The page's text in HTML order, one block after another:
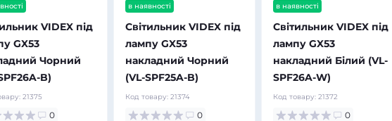
VIDEX під
GX53
Чорний
B)
21375
0
в наявності
Світильник VIDEX під
лампу GX53
накладний Чорний
(VL-SPF25A-B)
Код товару: 21374
0
в наявності
Світильник VIDEX під
лампу GX53
накладний Білий (VL-
SPF26A-W)
Код товару: 21372
0